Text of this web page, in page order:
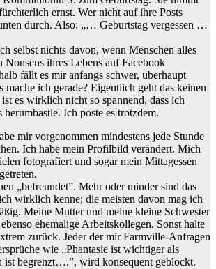
ernst. Wer nicht auf ihre Posts
durch. Also: „… Geburtstag vergessen …
selbst nichts davon, wenn Menschen alles
Nonsens ihres Lebens auf Facebook
fällt es mir anfangs schwer, überhaupt
mache ich gerade? Eigentlich geht das keinen
es wirklich nicht so spannend, dass ich
herumbastle. Ich poste es trotzdem.
mir vorgenommen mindestens jede Stunde
Ich habe mein Profilbild verändert. Mich
fotografiert und sogar mein Mittagessen
„befreundet”. Mehr oder minder sind das
wirklich kenne; die meisten davon mag ich
Meine Mutter und meine kleine Schwester
ehemalige Arbeitskollegen. Sonst halte
zurück. Jeder der mir Farmville-Anfragen
wie „Phantasie ist wichtiger als
ist begrenzt….”, wird konsequent geblockt.